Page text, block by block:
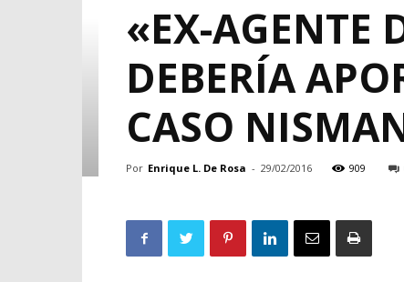
«EX-AGENTE
DEBERÍA
CASO
Por Enrique L. De Rosa - 29/02/2016 909